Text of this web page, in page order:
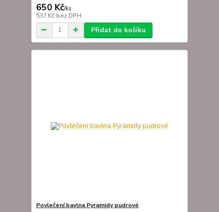
650 Kč/ks
537 Kč bez DPH
Přidat do košíku
Povlečení bavlna Pyramidy pudrové